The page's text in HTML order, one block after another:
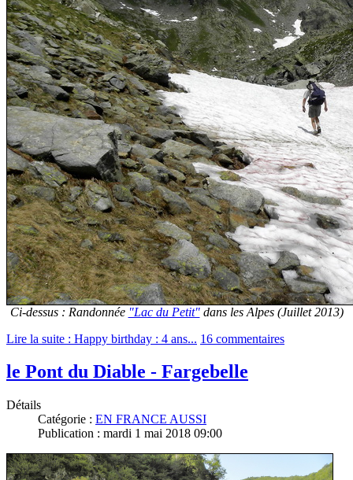
Ci-dessus : Randonnée "Lac du Petit"dans les Alpes (Juillet 2013)
Lire la suite : Happy birthday : 4 ans... 16 commentaires
le Pont du Diable - Fargebelle
Détails
Catégorie : EN FRANCE AUSSI
Publication : mardi 1 mai 2018 09:00